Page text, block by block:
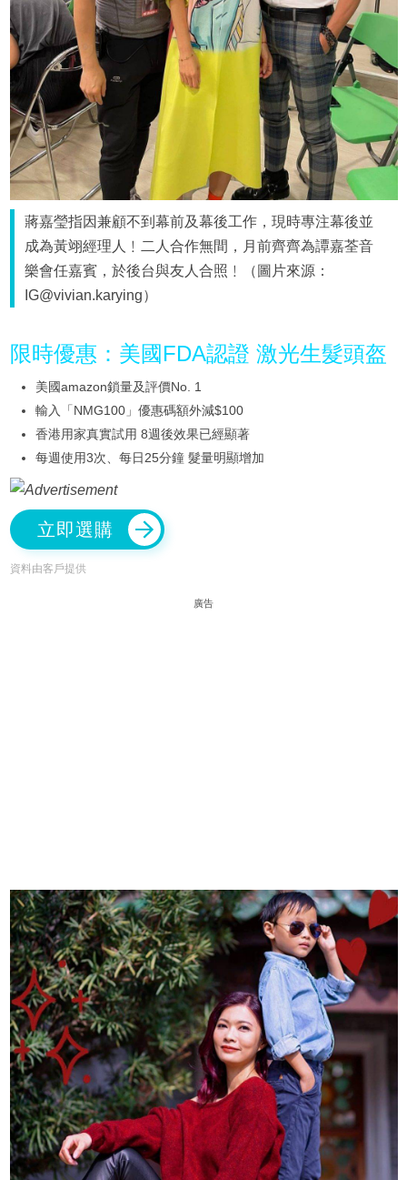
蔣嘉瑩指因兼顧不到幕前及幕後工作，現時專注幕後並
成為黃翊經理人﹗二人合作無間，月前齊齊為譚嘉荃音
樂會任嘉賓，於後台與友人合照﹗（圖片來源：
IG@vivian.karying）
限時優惠：美國FDA認證 激光生髮頭盔
美國amazon鎖量及評價No. 1
輸入「NMG100」優惠碼額外減$100
香港用家真實試用 8週後效果已經顯著
每週使用3次、每日25分鐘 髮量明顯增加
立即選購
資料由客戶提供
廣告